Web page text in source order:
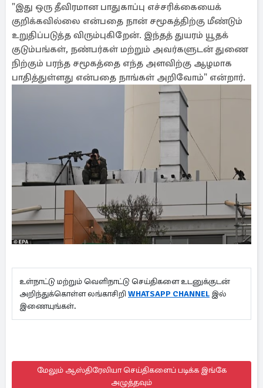
"இது ஒரு தீவிரமான பாதுகாப்பு எச்சரிக்கையைக்
குறிக்கவில்லை என்பதை நான் சமூகத்திற்கு மீண்டும்
உறுதிப்படுத்த விரும்புகிறேன். இந்தத் துயரம் யூதக்
குடும்பங்கள், நண்பர்கள் மற்றும் அவர்களுடன் துணை
நிற்கும் பரந்த சமூகத்தை எந்த அளவிற்கு ஆழமாக
பாதித்துள்ளது என்பதை நாங்கள் அறிவோம்" என்றார்.
உள்நாட்டு மற்றும் வெளிநாட்டு செய்திகளை உடனுக்குடன்
அறிந்துக்கொள்ள லங்காசிறி WHATSAPP CHANNEL இல்
இணையுங்கள்.
மேலும் ஆஸ்திரேலியா செய்திகளைப் படிக்க இங்கே
அழுத்தவும்